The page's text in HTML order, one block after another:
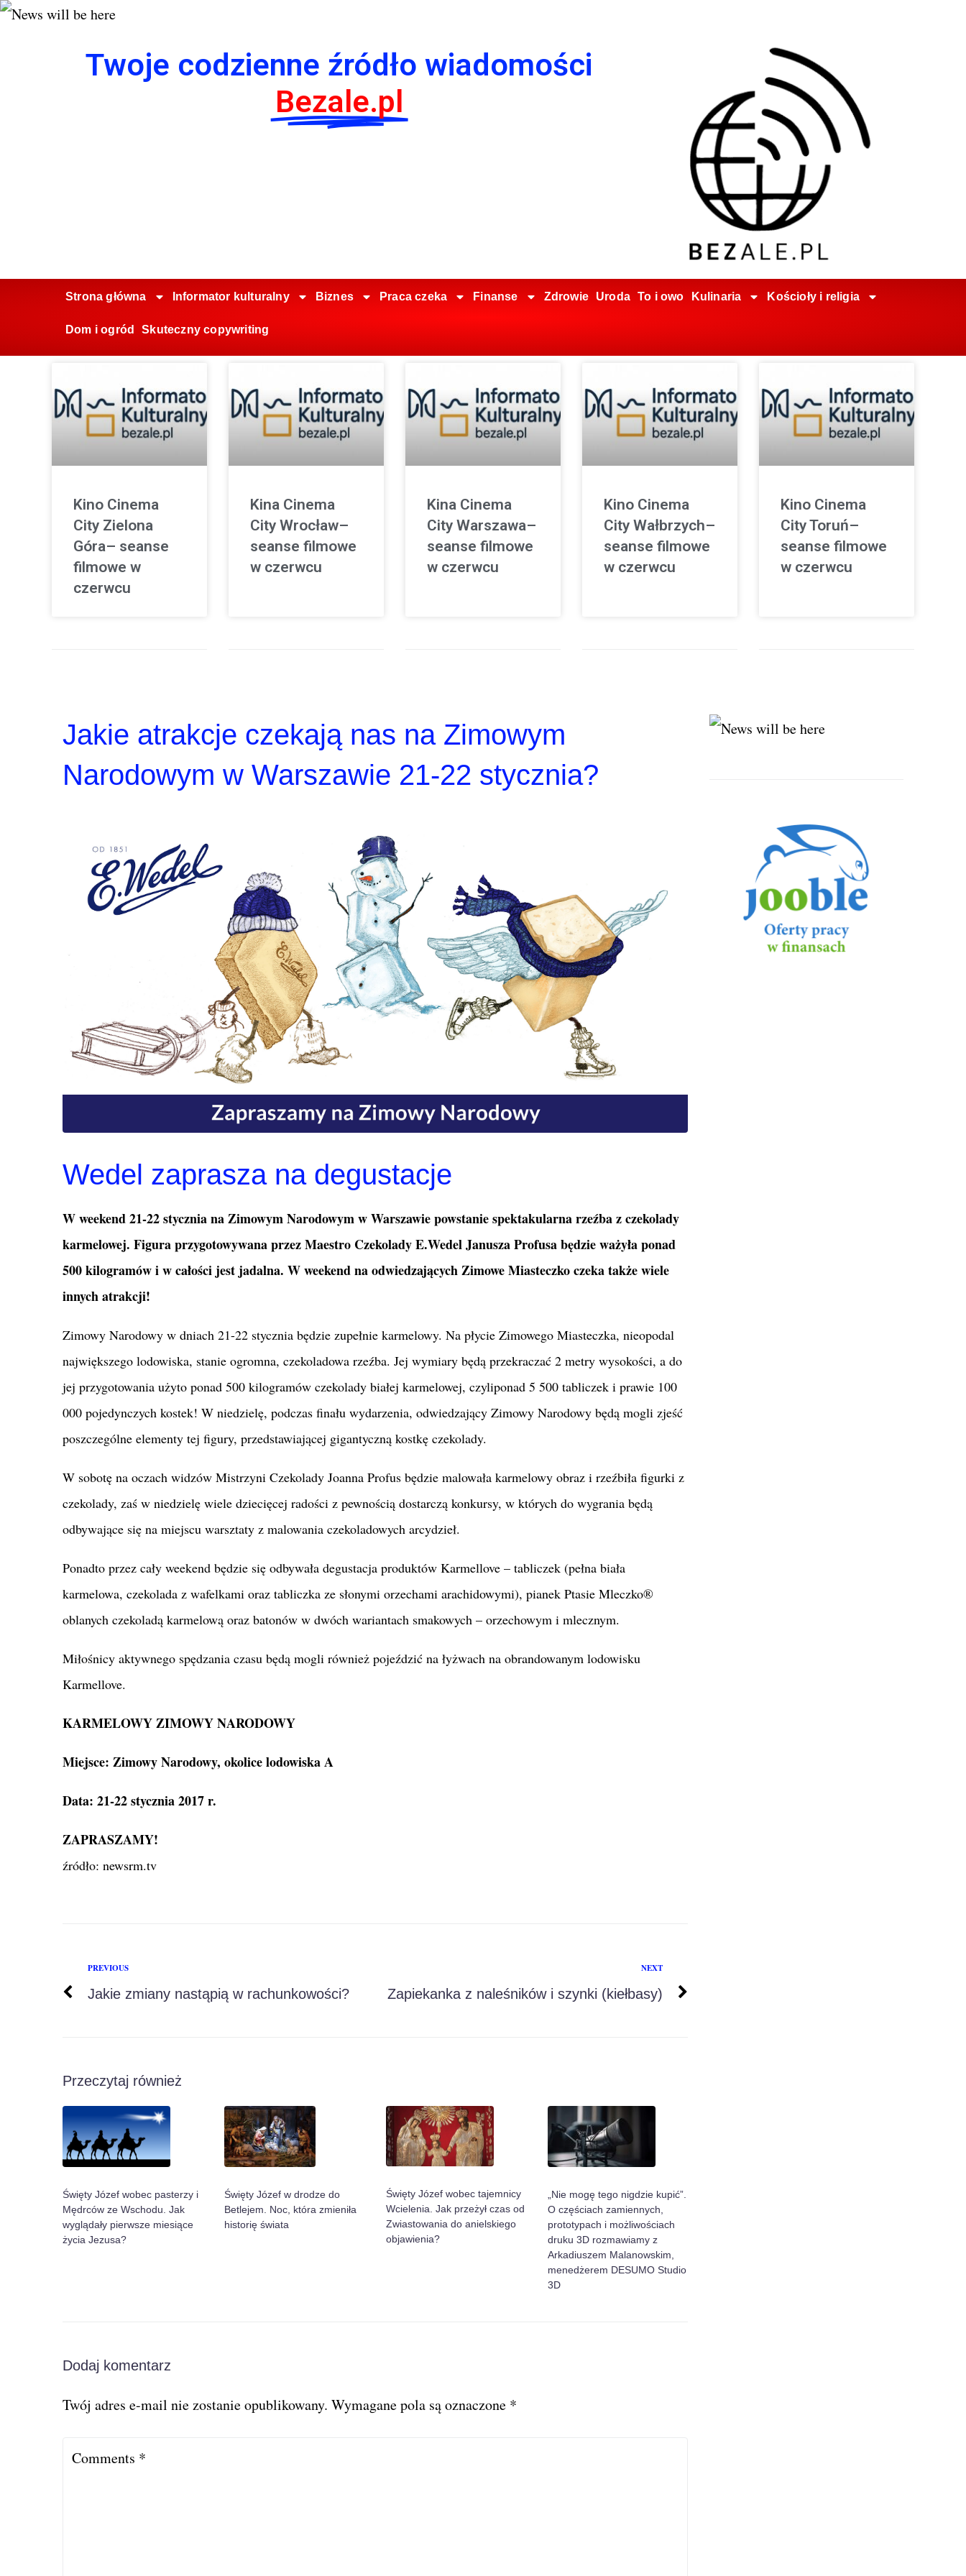
Twoje codzienne źródło wiadomości
Bezale.pl
Strona główna Informator kulturalny Biznes Praca czeka Finanse Zdrowie Uroda To i owo Kulinaria Kościoły i religia
Dom i ogród Skuteczny copywriting
Kino Cinema
City Zielona
Góra– seanse
filmowe w
czerwcu
Kina Cinema
City Wrocław–
seanse filmowe
w czerwcu
Kina Cinema
City Warszawa–
seanse filmowe
w czerwcu
Kino Cinema
City Wałbrzych–
seanse filmowe
w czerwcu
Kino Cinema
City Toruń–
seanse filmowe
w czerwcu
Jakie atrakcje czekają nas na Zimowym
Narodowym w Warszawie 21-22 stycznia?
Wedel zaprasza na degustacje
W weekend 21-22 stycznia na Zimowym Narodowym w Warszawie powstanie spektakularna rzeźba z czekolady
karmelowej. Figura przygotowywana przez Maestro Czekolady E.Wedel Janusza Profusa będzie ważyła ponad
500 kilogramów i w całości jest jadalna. W weekend na odwiedzających Zimowe Miasteczko czeka także wiele
innych atrakcji!
Zimowy Narodowy w dniach 21-22 stycznia będzie zupełnie karmelowy. Na płycie Zimowego Miasteczka, nieopodal
największego lodowiska, stanie ogromna, czekoladowa rzeźba. Jej wymiary będą przekraczać 2 metry wysokości, a do
jej przygotowania użyto ponad 500 kilogramów czekolady białej karmelowej, czyliponad 5 500 tabliczek i prawie 100
000 pojedynczych kostek! W niedzielę, podczas finału wydarzenia, odwiedzający Zimowy Narodowy będą mogli zjeść
poszczególne elementy tej figury, przedstawiającej gigantyczną kostkę czekolady.
W sobotę na oczach widzów Mistrzyni Czekolady Joanna Profus będzie malowała karmelowy obraz i rzeźbiła figurki z
czekolady, zaś w niedzielę wiele dziecięcej radości z pewnością dostarczą konkursy, w których do wygrania będą
odbywające się na miejscu warsztaty z malowania czekoladowych arcydzieł.
Ponadto przez cały weekend będzie się odbywała degustacja produktów Karmellove – tabliczek (pełna biała
karmelowa, czekolada z wafelkami oraz tabliczka ze słonymi orzechami arachidowymi), pianek Ptasie Mleczko®
oblanych czekoladą karmelową oraz batonów w dwóch wariantach smakowych – orzechowym i mlecznym.
Miłośnicy aktywnego spędzania czasu będą mogli również pojeździć na łyżwach na obrandowanym lodowisku
Karmellove.
KARMELOWY ZIMOWY NARODOWY
Miejsce: Zimowy Narodowy, okolice lodowiska A
Data: 21-22 stycznia 2017 r.
ZAPRASZAMY!
źródło: newsrm.tv
PREVIOUS
Jakie zmiany nastąpią w rachunkowości?
NEXT
Zapiekanka z naleśników i szynki (kiełbasy)
Przeczytaj również
Święty Józef wobec pasterzy i
Mędrców ze Wschodu. Jak
wyglądały pierwsze miesiące
życia Jezusa?
Święty Józef w drodze do
Betlejem. Noc, która zmieniła
historię świata
Święty Józef wobec tajemnicy
Wcielenia. Jak przeżył czas od
Zwiastowania do anielskiego
objawienia?
„Nie mogę tego nigdzie kupić”.
O częściach zamiennych,
prototypach i możliwościach
druku 3D rozmawiamy z
Arkadiuszem Malanowskim,
menedżerem DESUMO Studio
3D
Dodaj komentarz
Twój adres e-mail nie zostanie opublikowany. Wymagane pola są oznaczone *